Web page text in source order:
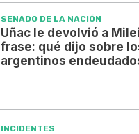
SENADO DE LA NACIÓN
Uñac le devolvió a
frase: qué dijo sobre
argentinos
INCIDENTES